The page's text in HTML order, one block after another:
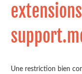
Une restriction bien